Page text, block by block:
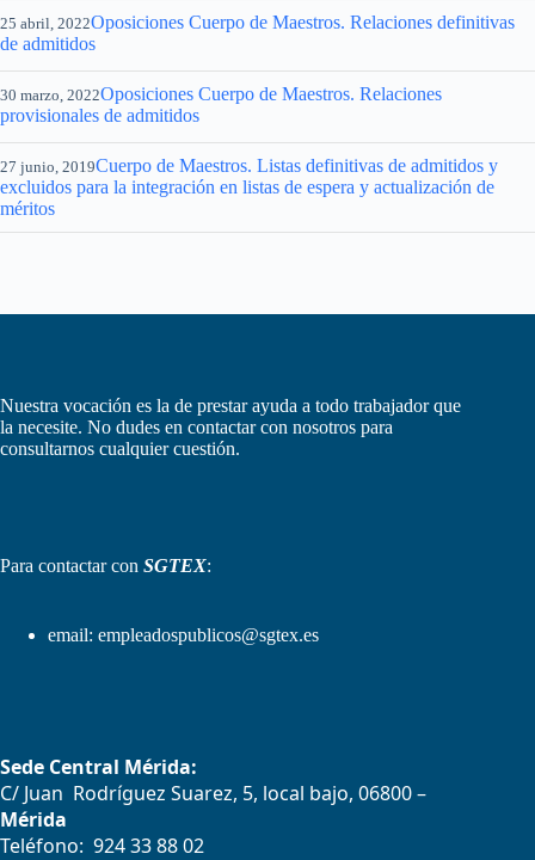
25 abril, 2022Oposiciones Cuerpo de Maestros. Relaciones definitivas
de admitidos
30 marzo, 2022Oposiciones Cuerpo de Maestros. Relaciones
provisionales de admitidos
27 junio, 2019Cuerpo de Maestros. Listas definitivas de admitidos y
excluidos para la integración en listas de espera y actualización de
méritos
Nuestra vocación es la de prestar ayuda a todo trabajador que
la necesite. No dudes en contactar con nosotros para
consultarnos cualquier cuestión.
Para contactar con SGTEX:
email: empleadospublicos@sgtex.es
Sede Central Mérida:
C/ Juan Rodríguez Suarez, 5, local bajo, 06800 –
Mérida
Teléfono: 924 33 88 02